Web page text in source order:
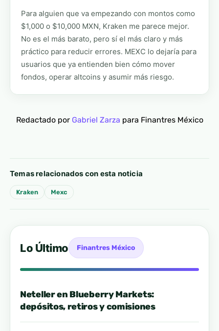
Para alguien que va empezando con montos como
$1,000 o $10,000 MXN, Kraken me parece mejor.
No es el más barato, pero sí el más claro y más
práctico para reducir errores. MEXC lo dejaría para
usuarios que ya entienden bien cómo mover
fondos, operar altcoins y asumir más riesgo.
Redactado por Gabriel Zarza para Finantres México
Temas relacionados con esta noticia
Kraken Mexc
Lo Último Finantres México
Neteller en Blueberry Markets:
depósitos, retiros y comisiones